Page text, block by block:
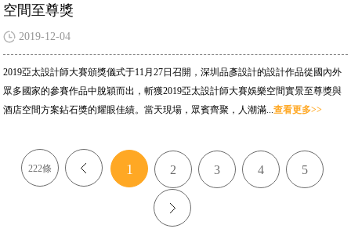
空間至尊獎
2019-12-04
2019亞太設計師大賽頒獎儀式于11月27日召開，深圳品彥設計的設計作品從國內外
眾多國家的參賽作品中脫穎而出，斬獲2019亞太設計師大賽娛樂空間實景至尊獎與
酒店空間方案鉆石獎的耀眼佳績。當天現場，眾賓齊聚，人潮滿...查看更多>>
222條 < 1 2 3 4 5
>